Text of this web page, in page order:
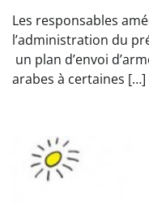
Les responsables
l’administration du
un plan d’envoi
arabes à certaines […]